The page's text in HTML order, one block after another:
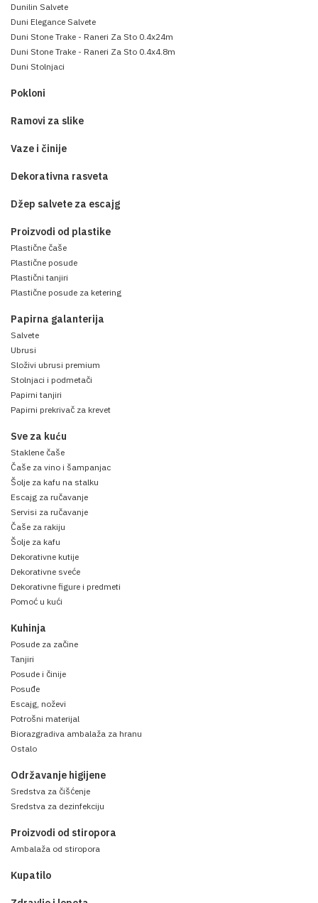
Dunilin Salvete
Duni Elegance Salvete
Duni Stone Trake - Raneri Za Sto 0.4x24m
Duni Stone Trake - Raneri Za Sto 0.4x4.8m
Duni Stolnjaci
Pokloni
Ramovi za slike
Vaze i činije
Dekorativna rasveta
Džep salvete za escajg
Proizvodi od plastike
Plastične čaše
Plastične posude
Plastični tanjiri
Plastične posude za ketering
Papirna galanterija
Salvete
Ubrusi
Složivi ubrusi premium
Stolnjaci i podmetači
Papirni tanjiri
Papirni prekrivač za krevet
Sve za kuću
Staklene čaše
Čaše za vino i šampanjac
Šolje za kafu na stalku
Escajg za ručavanje
Servisi za ručavanje
Čaše za rakiju
Šolje za kafu
Dekorativne kutije
Dekorativne sveće
Dekorativne figure i predmeti
Pomoć u kući
Kuhinja
Posude za začine
Tanjiri
Posude i činije
Posuđe
Escajg, noževi
Potrošni materijal
Biorazgradiva ambalaža za hranu
Ostalo
Održavanje higijene
Sredstva za čišćenje
Sredstva za dezinfekciju
Proizvodi od stiropora
Ambalaža od stiropora
Kupatilo